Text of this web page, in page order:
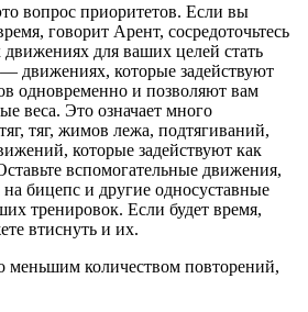
вопрос приоритетов. Если вы
говорит Арент, сосредоточьтесь
для ваших целей стать
движениях, которые задействуют
одновременно и позволяют вам
веса. Это означает много
тяг, жимов лежа, подтягиваний,
которые задействуют как
вспомогательные движения,
на бицепс и другие односуставные
тренировок. Если будет время,
втиснуть и их.
меньшим количеством повторений,